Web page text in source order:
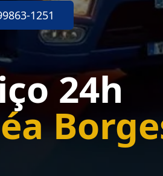
1251
24h